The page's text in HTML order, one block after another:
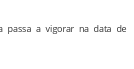
passa a vigorar na data de